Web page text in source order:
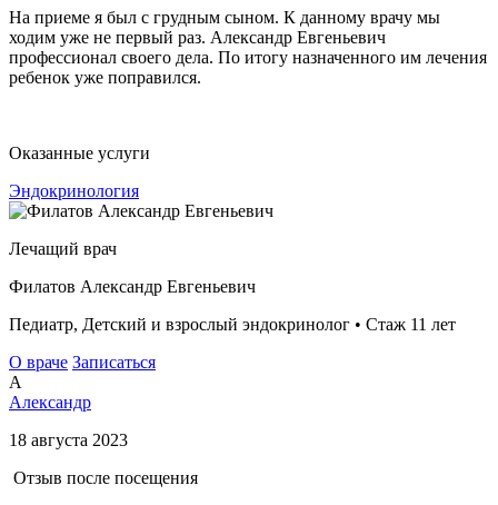
На приеме я был с грудным сыном. К данному врачу мы
ходим уже не первый раз. Александр Евгеньевич
профессионал своего дела. По итогу назначенного им лечения
ребенок уже поправился.
Оказанные услуги
Эндокринология
Лечащий врач
Филатов Александр Евгеньевич
Педиатр, Детский и взрослый эндокринолог • Стаж 11 лет
О враче Записаться
А
Александр
18 августа 2023
Отзыв после посещения